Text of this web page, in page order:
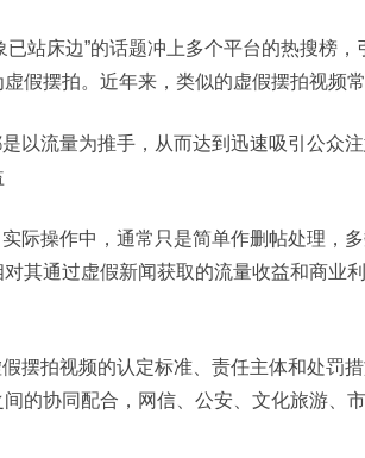
床边”的话题冲上多个平台的热搜榜，
假摆拍。近年来，类似的虚假摆拍视频
流量为推手，从而达到迅速吸引公众注
操作中，通常只是简单作删帖处理，多
其通过虚假新闻获取的流量收益和商业
拍视频的认定标准、责任主体和处罚措
的协同配合，网信、公安、文化旅游、